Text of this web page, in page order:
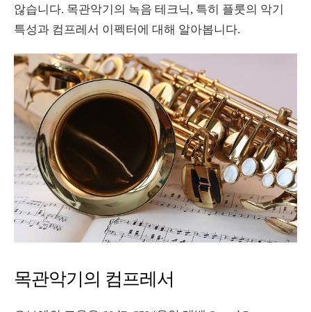
않습니다. 목관악기의 녹음 테크닉, 특히 플룻의 악기
특성과 컴프레서 이펙터에 대해 알아봅니다.
목관악기의 컴프레서